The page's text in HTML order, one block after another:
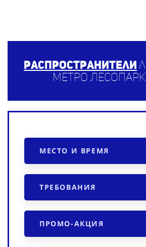
Распространители
метро
МЕСТО И ВРЕМЯ
ТРЕБОВАНИЯ
ПРОМО-АКЦИЯ